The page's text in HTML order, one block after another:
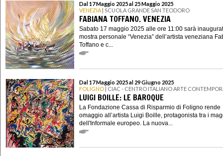
Dal 17 Maggio 2025 al 25 Maggio 2025
VENEZIA | SCUOLA GRANDE SAN TEODORO
FABIANA TOFFANO. VENEZIA
Sabato 17 maggio 2025 alle ore 11:00 sarà
mostra personale “Venezia” dell’artista veneziana
Toffano e c...
Dal 17 Maggio 2025 al 29 Giugno 2025
FOLIGNO | CIAC - CENTRO ITALIANO ARTE
LUIGI BOILLE: LE BAROQUE
La Fondazione Cassa di Risparmio di Foligno rende
omaggio all’artista Luigi Boille, protagonista tra i
dell'Informale europeo. La nuova...